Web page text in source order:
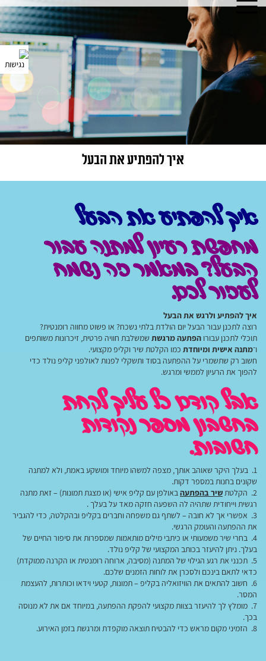
איך להפתיע את הבעל
איך להפתיע את הבעל
מחפשת רעיון למתנה עבור
הבעל? במאמר זהנשמח
לעזור לכם.
איך להפתיע ולרגש את הבעל
רוצה לתכנן עבור הבעל יום הולדת בלתי נשכח? או פשוט מחווה רומנטית?
תוכלי לתכנן עבורו הפתעה מרגשת שמשלבת חוויה פרטית, זיכרונות משותפים
ו־מתנה אישית ומיוחדת כמו הקלטת שיר וקליפ מקצועי.
חשוב רק שתשמרי על ההפתעה בסוד ותשקלי לפנות לאולפני קליפ נולד כדי
להפוך את הרעיון לממשי ומרגש.
אבל קודם כל עליך לקחת
בחשבון מספר נקודות
חשובות.
1. בעלך היקר שאוהב אותך, מצפה למשהו מיוחד ומושקע באמת, ולא למתנה
שקונים בחנות במספר דקות.
2. הקלטת
שיר בהפתעהבאולפן עם קליפ אישי (או מצגת תמונות) – זאת מתנה
רגשית וייחודית שתהיה לה השפעה חזקה מאד על בעלך .
3. אפשרי אך לא חובה – לשתף גם משפחה וחברים בקליפ ובהקלטה, כדי להגביר
את ההפתעה והעומק הרגשי.
4. בחרי שיר משמעותי או כיתבי מילים מותאמות שמספרות את סיפור החיים של
בעלך. ניתן להיעזר בכותב המקצועי של קליפ נולד.
5. תכנני את רגע הגילוי של המתנה (מסיבה, ארוחה רומנטית או הקרנה ממוקדת)
כדאי לתאם בינכם ולסכרן את לוחות הזמנים שלכם.
6. חשוב להתאים את הוויזואליה בקליפ – תמונות, קטעי וידאו וכותרות, להעצמת
המסר.
7. מומלץ לך להיעזר בצוות מקצועי להפקת ההפתעה, במיוחד אם את לא מנוסה
בכך.
8. הזמיני מקום מראש כדי להבטיח תוצאה מוקפדת ומרגשת בזמן האירוע.